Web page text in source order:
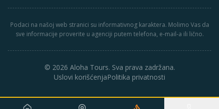
Podaci na našoj web stranici su informativnog karaktera. Molimo Vas da
sve informacije proverite u agenciji putem telefona, e-mail-a ili lično.
© 2026 Aloha Tours. Sva prava zadržana.
Uslovi korišćenjaPolitika privatnosti